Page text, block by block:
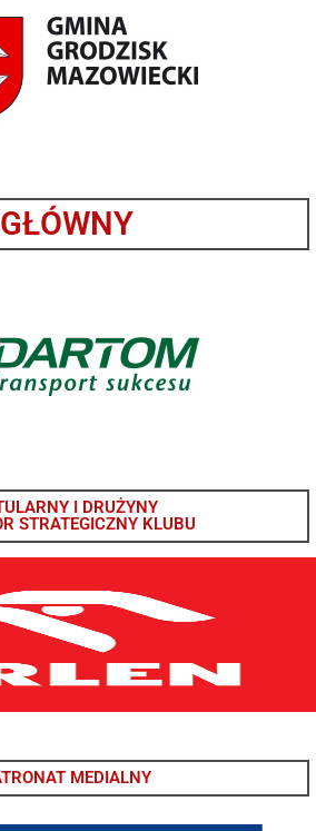
GŁÓWNY
I DRUŻYNY
STRATEGICZNY KLUBU
MEDIALNY